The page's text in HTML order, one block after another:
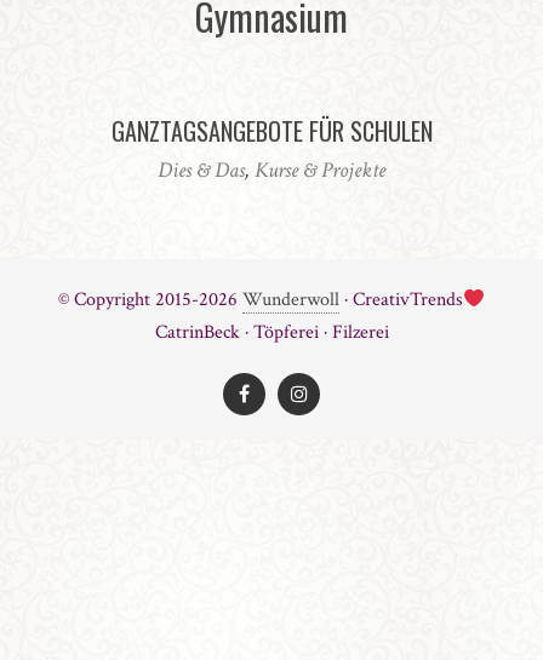
Gymnasium
GANZTAGSANGEBOTE FÜR SCHULEN
Dies & Das, Kurse & Projekte
© Copyright 2015-2026 Wunderwoll· CreativTrends
CatrinBeck · Töpferei · Filzerei